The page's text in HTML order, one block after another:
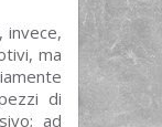
invece,
ma
di
ad